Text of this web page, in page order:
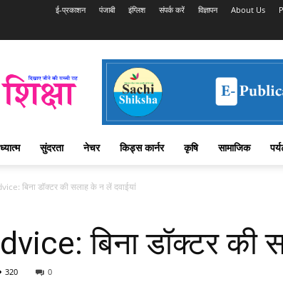
ई-प्रकाशन पंजाबी इंग्लिश संपर्क करें विज्ञापन About Us
सुंदरता नेचर किड्स कार्नर कृषि सामाजिक
बिना डॉक्टर की सलाह के न लें दवाईयां
बिना डॉक्टर की
320 0